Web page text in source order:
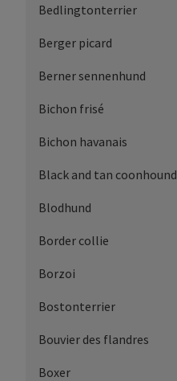
Bedlingtonterrier
Berger picard
Berner sennenhund
Bichon frisé
Bichon havanais
Black and tan coonhound
Blodhund
Border collie
Borzoi
Bostonterrier
Bouvier des flandres
Boxer